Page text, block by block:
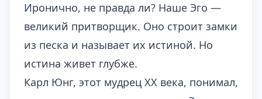
Иронично, не правда ли? Наше Эго —
великий притворщик. Оно строит замки
из песка и называет их истиной. Но
истина живет глубже.
Карл Юнг, этот мудрец ХХ века, понимал,